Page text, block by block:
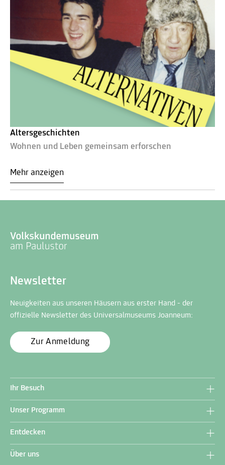
Altersgeschichten
Wohnen und Leben gemeinsam erforschen
Mehr anzeigen
Newsletter
Neuigkeiten aus unseren Häusern aus erster Hand - der
offizielle Newsletter des Universalmuseums Joanneum:
Zur Anmeldung
Ihr Besuch
Unser Programm
Entdecken
Über uns